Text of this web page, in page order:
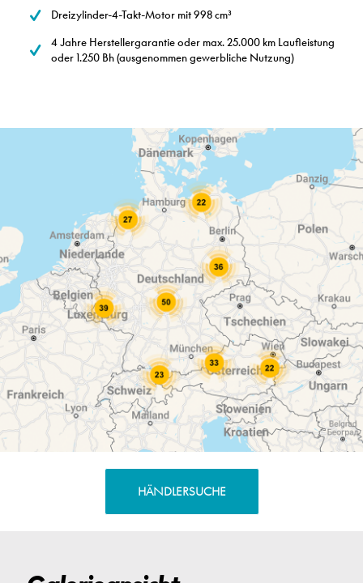
Dreizylinder-4-Takt-Motor mit 998 cm³
4 Jahre Herstellergarantie oder max. 25.000 km Laufleistung
oder 1.250 Bh (ausgenommen gewerbliche Nutzung)
HÄNDLERSUCHE